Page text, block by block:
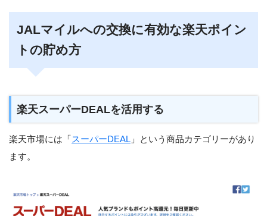
JALマイルへの交換に有効な楽天ポイン
トの貯め方
楽天スーパーDEALを活用する
楽天市場には「スーパーDEAL 」という商品カテゴリーがあり
ます。